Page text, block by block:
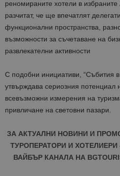
реномираните хотели в избраните
разчитат, че ще впечатлят
функционални пространства
възможности за съчетаване на
развлекателни активности
С подобни инициативи “Събития
утвърждава сериозния потенциал
всевъзможни измерения на
привличане на световни пазари.
ЗА АКТУАЛНИ НОВИНИ И
ТУРОПЕРАТОРИ И
ВАЙБЪР КАНАЛА НА